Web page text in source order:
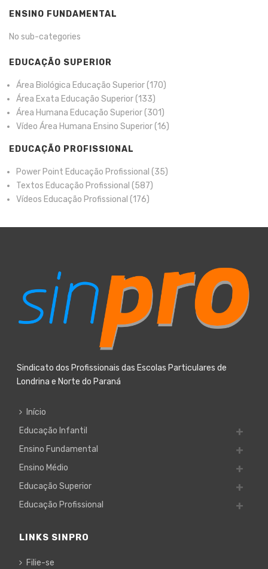
ENSINO FUNDAMENTAL
No sub-categories
EDUCAÇÃO SUPERIOR
Área Biológica Educação Superior(170)
Área Exata Educação Superior(133)
Área Humana Educação Superior(301)
Vídeo Área Humana Ensino Superior(16)
EDUCAÇÃO PROFISSIONAL
Power Point Educação Profissional (35)
Textos Educação Profissional (587)
Vídeos Educação Profissional (176)
Sindicato dos Profissionais das Escolas Particulares de
Londrina e Norte do Paraná
Início
Educação Infantil
Ensino Fundamental
Ensino Médio
Educação Superior
Educação Profissional
LINKS SINPRO
Filie-se